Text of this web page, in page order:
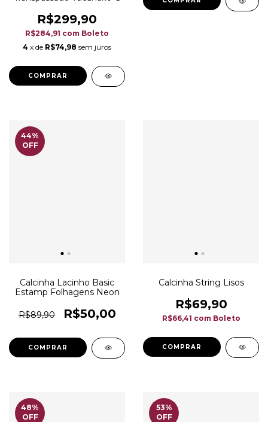
R$299,90
R$284,91 com Boleto
4 x de R$74,98 sem juros
COMPRAR
44%
OFF
Calcinha Lacinho Basic
Estamp Folhagens Neon
R$89,90 R$50,00
COMPRAR
Calcinha String Lisos
R$69,90
R$66,41 com Boleto
COMPRAR
48%
OFF
53%
OFF